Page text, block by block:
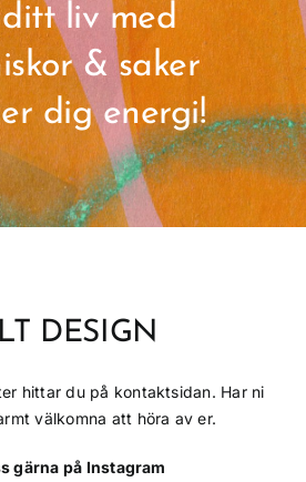
liv med
& saker
dig energi!
DESIGN
hittar du på kontaktsidan. Har ni
välkomna att höra av er.
gärna på Instagram